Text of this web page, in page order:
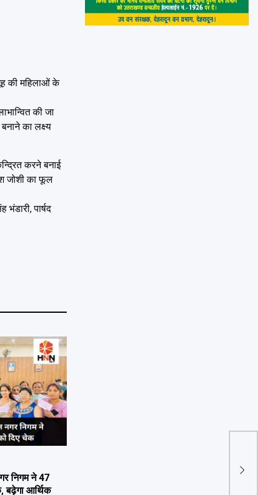
की महिलाओं के
की जा
का लक्ष्य
करने बनाई
जोशी का फूल
पार्षद
निगम ने 47
बढ़ेगा आर्थिक